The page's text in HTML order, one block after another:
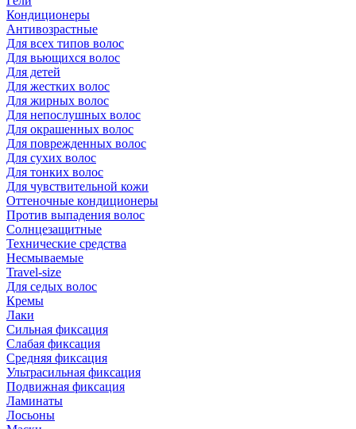
Кондиционеры
Антивозрастные
Для всех типов волос
Для вьющихся волос
Для детей
Для жестких волос
Для жирных волос
Для непослушных волос
Для окрашенных волос
Для поврежденных волос
Для сухих волос
Для тонких волос
Для чувствительной кожи
Оттеночные кондиционеры
Против выпадения волос
Солнцезащитные
Технические средства
Несмываемые
Travel-size
Для седых волос
Кремы
Лаки
Сильная фиксация
Слабая фиксация
Средняя фиксация
Ультрасильная фиксация
Подвижная фиксация
Ламинаты
Лосьоны